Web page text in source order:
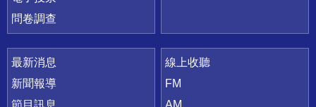
問卷調查
最新消息
新聞報導
線上收聽
FM